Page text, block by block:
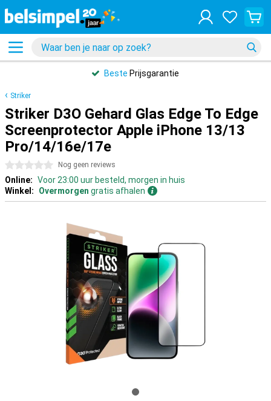
Beste Prijsgarantie
Striker
Striker D3O Gehard Glas Edge To Edge
Screenprotector Apple iPhone 13/13
Pro/14/16e/17e
0 sterren Nog geen reviews
Online: Voor 23:00 uur besteld, morgen in huis
Winkel:
Overmorgen gratis afhalen